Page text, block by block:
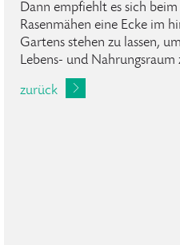
Dann empfiehlt es sich
Rasenmähen eine Ecke im
Gartens stehen zu lassen,
Lebens- und Nahrungsraum
zurück